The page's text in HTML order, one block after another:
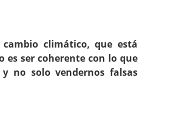
climático, que está
es ser coherente con lo que
no solo vendernos falsas